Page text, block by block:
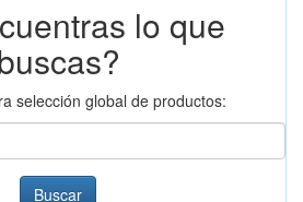
lo que
selección global de productos:
Buscar